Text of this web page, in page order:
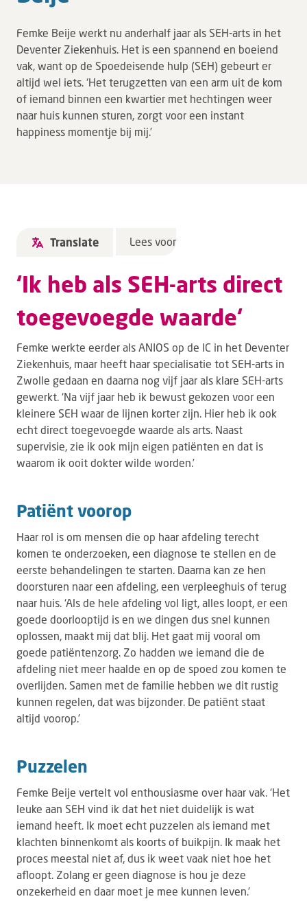
Femke Beije werkt nu anderhalf jaar als SEH-arts in het
Deventer Ziekenhuis. Het is een spannend en boeiend
vak, want op de Spoedeisende hulp (SEH) gebeurt er
altijd wel iets. ‘Het terugzetten van een arm uit de kom
of iemand binnen een kwartier met hechtingen weer
naar huis kunnen sturen, zorgt voor een instant
happiness momentje bij mij.’
Translate Lees voor
‘Ik heb als SEH-arts direct
toegevoegde waarde‘
Femke werkte eerder als ANIOS op de IC in het Deventer
Ziekenhuis, maar heeft haar specialisatie tot SEH-arts in
Zwolle gedaan en daarna nog vijf jaar als klare SEH-arts
gewerkt. ‘Na vijf jaar heb ik bewust gekozen voor een
kleinere SEH waar de lijnen korter zijn. Hier heb ik ook
echt direct toegevoegde waarde als arts. Naast
supervisie, zie ik ook mijn eigen patiënten en dat is
waarom ik ooit dokter wilde worden.’
Patiënt voorop
Haar rol is om mensen die op haar afdeling terecht
komen te onderzoeken, een diagnose te stellen en de
eerste behandelingen te starten. Daarna kan ze hen
doorsturen naar een afdeling, een verpleeghuis of terug
naar huis. ‘Als de hele afdeling vol ligt, alles loopt, er een
goede doorlooptijd is en we dingen dus snel kunnen
oplossen, maakt mij dat blij. Het gaat mij vooral om
goede patiëntenzorg. Zo hadden we iemand die de
afdeling niet meer haalde en op de spoed zou komen te
overlijden. Samen met de familie hebben we dit rustig
kunnen regelen, dat was bijzonder. De patiënt staat
altijd voorop.’
Puzzelen
Femke Beije vertelt vol enthousiasme over haar vak. ‘Het
leuke aan SEH vind ik dat het niet duidelijk is wat
iemand heeft. Ik moet echt puzzelen als iemand met
klachten binnenkomt als koorts of buikpijn. Ik maak het
proces meestal niet af, dus ik weet vaak niet hoe het
afloopt. Zolang er geen diagnose is hou je deze
onzekerheid en daar moet je mee kunnen leven.’